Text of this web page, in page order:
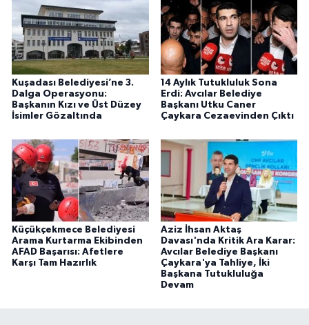
Kuşadası Belediyesi’ne 3.
Dalga Operasyonu:
Başkanın Kızı ve Üst Düzey
İsimler Gözaltında
14 Aylık Tutukluluk Sona
Erdi: Avcılar Belediye
Başkanı Utku Caner
Çaykara Cezaevinden Çıktı
Küçükçekmece Belediyesi
Arama Kurtarma Ekibinden
AFAD Başarısı: Afetlere
Karşı Tam Hazırlık
Aziz İhsan Aktaş
Davası'nda Kritik Ara Karar:
Avcılar Belediye Başkanı
Çaykara'ya Tahliye, İki
Başkana Tutukluluğa
Devam